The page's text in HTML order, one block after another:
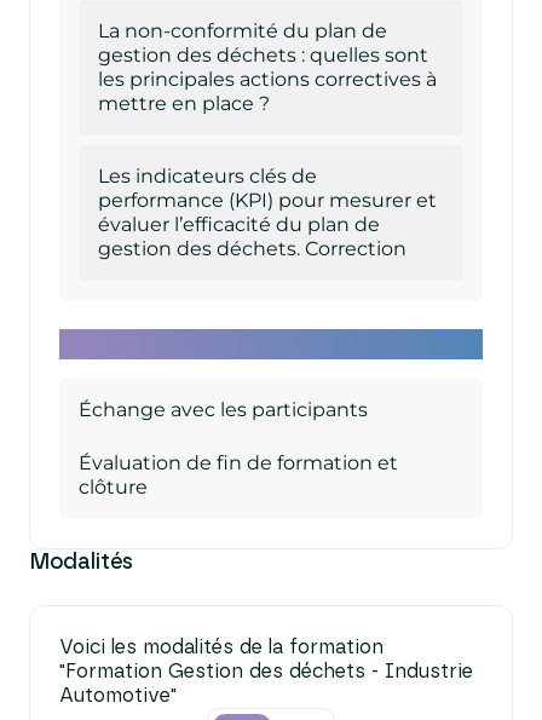
La non-conformité du plan de
gestion des déchets : quelles sont
les principales actions correctives à
mettre en place ?
Les indicateurs clés de
performance (KPI) pour mesurer et
évaluer l’efficacité du plan de
gestion des déchets. Correction
Échange avec les participants
Évaluation de fin de formation et
clôture
Modalités
Voici les modalités de la formation
"Formation Gestion des déchets - Industrie
Automotive"